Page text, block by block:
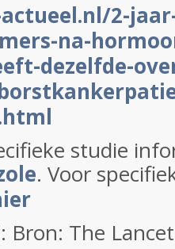
2-
na-
dezelfde-
studie
. Voor
Bron: The Lancet